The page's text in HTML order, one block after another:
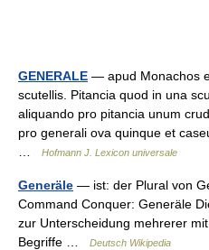
GENERALE — apud Monachos
scutellis. Pitancia quod in una
aliquando pro pitancia unum
pro generali ova quinque et
Hofmann J. Lexicon universale
Generäle — ist: der Plural von
Command Conquer: Generäle
zur Unterscheidung mehrerer
Begriffe …
Deutsch Wikipedia